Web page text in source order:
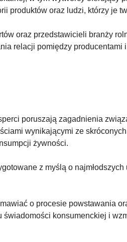
produktów oraz ludzi, którzy je
oraz przedstawicieli branży
relacji pomiędzy producentami
poruszają zagadnienia
wynikającymi ze skróconych
żywności.
z myślą o
o procesie powstawania
konsumenckiej i